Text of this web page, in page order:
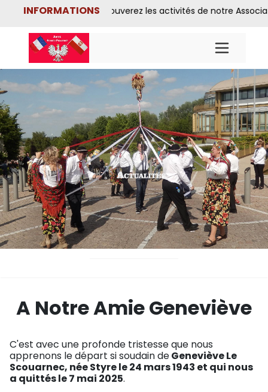
INFORMATIONS
★ ★ ★ Vous y trouverez les activités de notre
A Notre Amie Geneviève
C'est avec une profonde tristesse que nous
apprenons le départ si soudain deGeneviève Le
Scouarnec, née Styre le 24 mars 1943 et qui nous
a quittés le 7 mai 2025.